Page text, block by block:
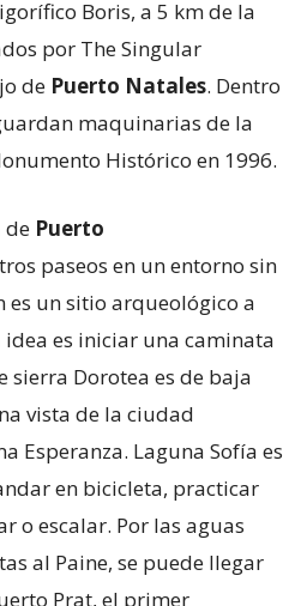
Boris, a 5 km de la
por The Singular
de Puerto Natales. Dentro
maquinarias de la
Histórico en 1996.
de Puerto
paseos en un entorno sin
es un sitio arqueológico a
es iniciar una caminata
sierra Dorotea es de baja
vista de la ciudad
Esperanza. Laguna Sofía es
en bicicleta, practicar
o escalar. Por las aguas
al Paine, se puede llegar
Prat, el primer